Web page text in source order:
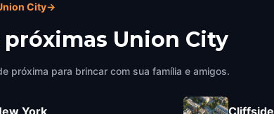
City→
próximas Union City
próxima para brincar com sua família e amigos.
York